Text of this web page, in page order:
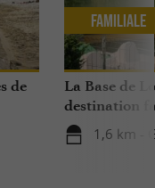
de
La Base de
destination
dans le Béarn
1,6 km -
Familiale